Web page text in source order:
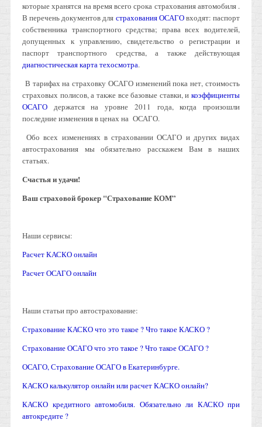
которые хранятся на время всего срока страхования автомобиля .
В перечень документов для страхования ОСАГОвходят: паспорт
собственника транспортного средства; права всех водителей,
допущенных к управлению, свидетельство о регистрации и
паспорт транспортного средства, а также действующая
диагностическая карта техосмотра.
В тарифах на страховку ОСАГО изменений пока нет, стоимость
страховых полисов, а также все базовые ставки, и коэффициенты
ОСАГО держатся на уровне 2011 года, когда произошли
последние изменения в ценах на ОСАГО.
Обо всех изменениях в страховании ОСАГО и других видах
автострахования мы обязательно расскажем Вам в наших
статьях.
Счастья и удачи!
Ваш страховой брокер "Страхование КОМ”
Наши сервисы:
Расчет КАСКО онлайн
Расчет ОСАГО онлайн
Наши статьи про автострахование:
Страхование КАСКО что это такое ? Что такое КАСКО ?
Страхование ОСАГО что это такое ? Что такое ОСАГО ?
ОСАГО, Страхование ОСАГО в Екатеринбурге.
КАСКО калькулятор онлайн или расчет КАСКО онлайн?
КАСКО кредитного автомобиля. Обязательно ли КАСКО при
автокредите ?